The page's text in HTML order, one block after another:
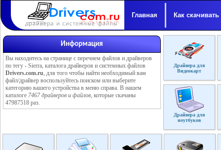
Главная Как скачивать
Информация
Вы находитесь на странице с перечнем файлов и драйверов
по тегу - Sierra, каталога драйверов и системных файлов
Drivers.com.ru, для того чтобы найти необходимый вам
файл/драйвер воспользуйтесь поиском или выберите
категорию вашего устройства в меню справа. В нашем
каталоге 7467 драйверов и файлов, которые скачаны
47987518 раз.
Драйвера для
Видеокарт
Драйвера для
ноутбуков